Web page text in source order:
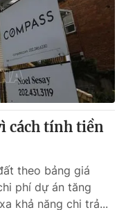
không có sự chấp
khi phát hành lại
cách tính tiền
theo bảng giá
phí dự án tăng
khả năng chi trả...